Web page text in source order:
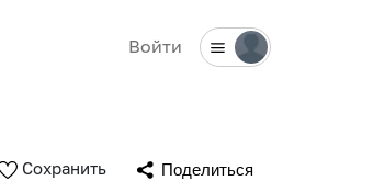
Войти
Сохранить Поделиться